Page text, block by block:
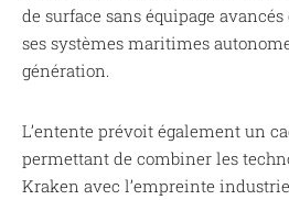
de surface sans équipage
ses systèmes maritimes
génération.
L’entente prévoit également un
permettant de combiner les
Kraken avec l’empreinte